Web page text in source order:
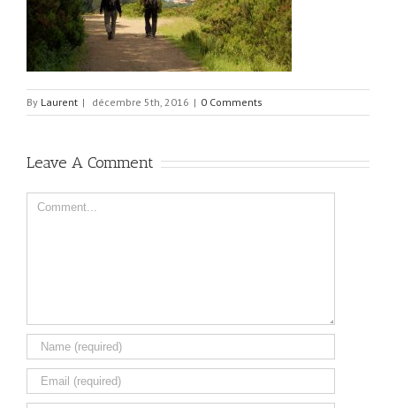
By Laurent | décembre 5th, 2016 | 0 Comments
Leave A Comment
Comment